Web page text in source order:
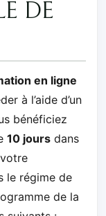
DE
en ligne
à l’aide d’un
bénéficiez
10 jours dans
le régime de
de la